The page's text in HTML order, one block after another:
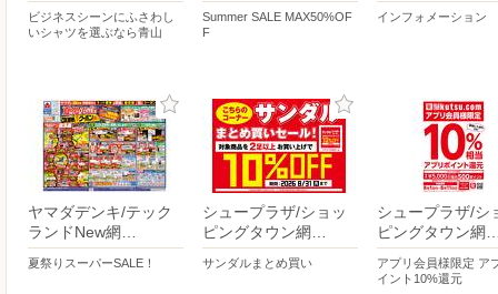
ビジネスシーンにふさわし
いシャツを選ぶなら青山
Summer SALE MAX50%OF
F
インフォメーション
ヤマダデンキ/テック
ランドNew網…
夏祭りスーパーSALE！
シュープラザ/ショッ
ピングタウン網…
サンダルまとめ買い
シュープラザ/シ
ピングタウン網
アプリ会員様限定 ア
イント10%還元